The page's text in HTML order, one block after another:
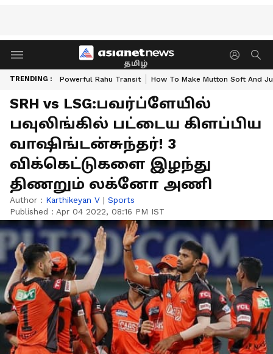
தமிழ்
TRENDING : Powerful Rahu Transit How To Make Mutton Soft And
SRH vs LSG:பவர்ப்ளேயில்
பவுலிங்கில் பட்டைய கிளப்பிய
வாஷிங்டன்சுந்தர்! 3
விக்கெட்டுகளை இழந்து
திணறும் லக்னோ அணி
Author : Karthikeyan V | Sports
Published : Apr 04 2022, 08:16 PM IST